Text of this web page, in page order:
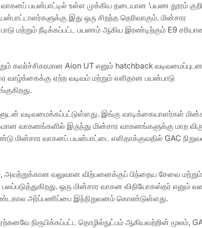
வாகனப் பயன்பாட்டில் உள்ள முக்கிய தடையான ‘பயண தூரம்
இது ஒரு சிறந்த தெரிவாகும். மின்சார
மற்றும் நீடிக்கப்பட்ட பயணம் ஆகிய இரண்டிற்கும் E9
கவர்ச்சிகரமான Aion UT எனும் hatchback
வாழ்க்கைக்கு ஏற்ற வடிவம் மற்றும் எளிதான பயன்பாடு
வடிவமைக்கப்பட்டுள்ளது. இங்கு வாடிக்கையாளர்கள்
வாகனங்களில் இருந்து மின்சார வாகனங்களுக்கு மாற
மின்சார வாகனப் பயன்பாட்டை எளிதாக்குவதில் GAC
வலுவான விற்பனைக்குப் பிந்தைய சேவை மற்றும்
ஒரு மின்சார வாகன விநியோகஸ்தர் எனும்
அர்ப்பணிப்பை இந்நிறுவனம் கொண்டுள்ளது.
நிரூபிக்கப்பட்ட தொழில்நுட்பம் ஆகியவற்றின் மூலம்,